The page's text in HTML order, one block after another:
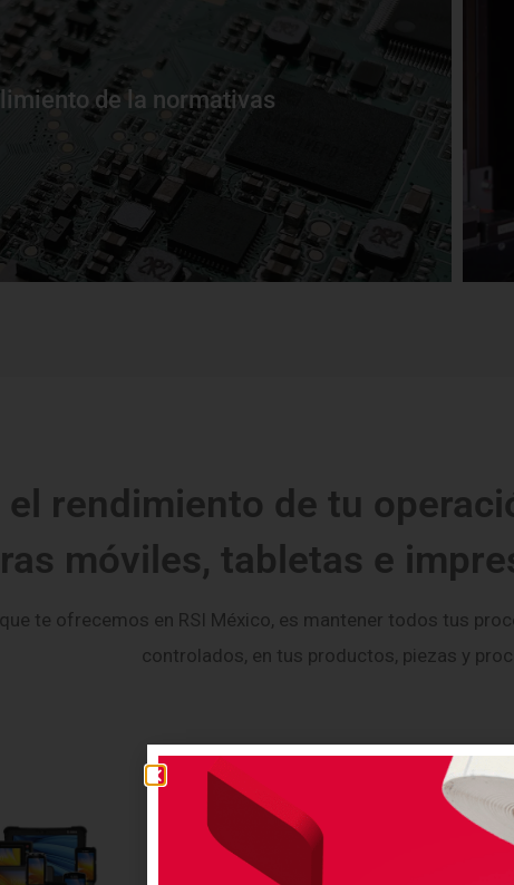
de la normativas
normativas de tu industria con nuestras soluciones
para cada proceso.
el rendimiento de tu
móviles, tabletas e
te ofrecemos en RSI México, es mantener todos tus
controlados, en tus productos, piezas y